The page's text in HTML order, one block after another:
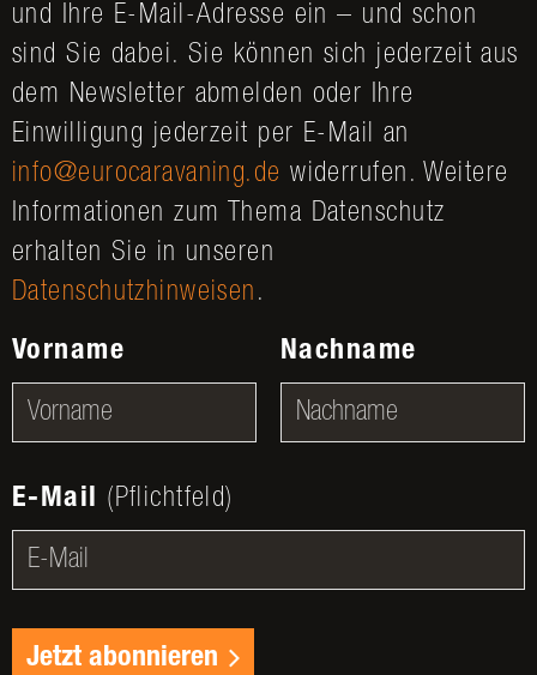
und Ihre E-Mail-Adresse ein – und schon
sind Sie dabei. Sie können sich jederzeit aus
dem Newsletter abmelden oder Ihre
Einwilligung jederzeit per E-Mail an
info@eurocaravaning.de widerrufen. Weitere
Informationen zum Thema Datenschutz
erhalten Sie in unseren
Datenschutzhinweisen .
Vorname Nachname
E-Mail (Pflichtfeld)
Jetzt abonnieren